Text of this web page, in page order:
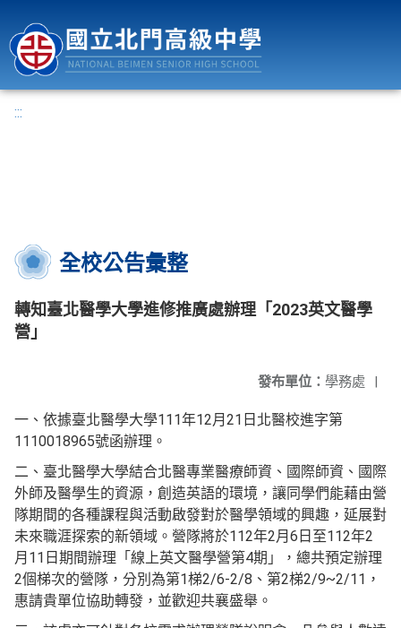
:::
全校公告彙整
轉知臺北醫學大學進修推廣處辦理「2023英文醫學
營」
發布單位： 學務處 |
一、依據臺北醫學大學111年12月21日北醫校進字第
1110018965號函辦理。
二、臺北醫學大學結合北醫專業醫療師資、國際師資、國際
外師及醫學生的資源，創造英語的環境，讓同學們能藉由營
隊期間的各種課程與活動啟發對於醫學領域的興趣，延展對
未來職涯探索的新領域。營隊將於112年2月6日至112年2
月11日期間辦理「線上英文醫學營第4期」，總共預定辦理
2個梯次的營隊，分別為第1梯2/6-2/8、第2梯2/9~2/11，
惠請貴單位協助轉發，並歡迎共襄盛舉。